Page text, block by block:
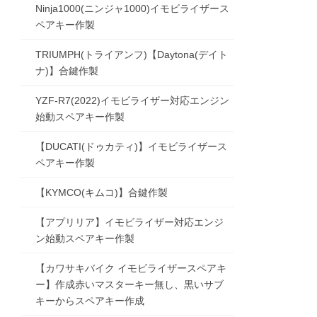
Ninja1000(ニンジャ1000)イモビライザース
ペアキー作製
TRIUMPH(トライアンフ)【Daytona(デイト
ナ)】合鍵作製
YZF-R7(2022)イモビライザー対応エンジン
始動スペアキー作製
【DUCATI(ドゥカティ)】イモビライザース
ペアキー作製
【KYMCO(キムコ)】合鍵作製
【アプリリア】イモビライザー対応エンジ
ン始動スペアキー作製
【カワサキバイク イモビライザースペアキ
ー】作成赤いマスターキー無し、黒いサブ
キーからスペアキー作成